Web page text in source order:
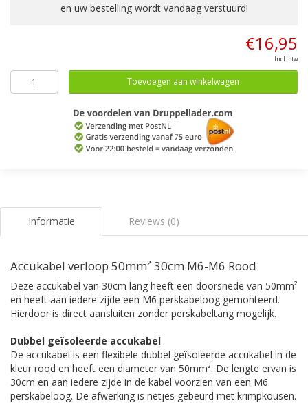
en uw bestelling wordt vandaag verstuurd!
€16,95
Incl. btw
Toevoegen aan winkelwagen
Informatie Reviews (0)
Accukabel verloop 50mm² 30cm M6-M6 Rood
Deze accukabel van 30cm lang heeft een doorsnede van 50mm²
en heeft aan iedere zijde een M6 perskabeloog gemonteerd.
Hierdoor is direct aansluiten zonder perskabeltang mogelijk.
Dubbel geïsoleerde accukabel
De accukabel is een flexibele dubbel geïsoleerde accukabel in de
kleur rood en heeft een diameter van 50mm². De lengte ervan is
30cm en aan iedere zijde in de kabel voorzien van een M6
perskabeloog. De afwerking is netjes gebeurd met krimpkousen.